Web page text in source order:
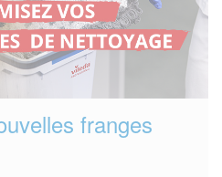
franges